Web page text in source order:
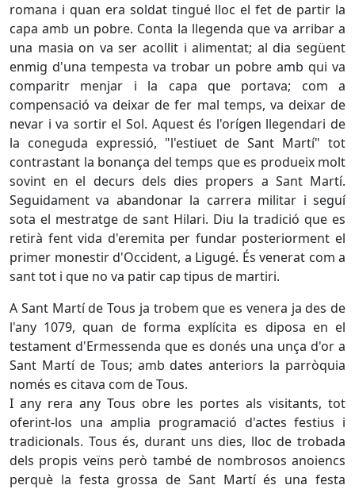
romana i quan era soldat tingué lloc el fet de partir la
capa amb un pobre. Conta la llegenda que va arribar a
una masia on va ser acollit i alimentat; al dia següent
enmig d'una tempesta va trobar un pobre amb qui va
comparitr menjar i la capa que portava; com a
compensació va deixar de fer mal temps, va deixar de
nevar i va sortir el Sol. Aquest és l'orígen llegendari de
la coneguda expressió, "l'estiuet de Sant Martí" tot
contrastant la bonança del temps que es produeix molt
sovint en el decurs dels dies propers a Sant Martí.
Seguidament va abandonar la carrera militar i seguí
sota el mestratge de sant Hilari. Diu la tradició que es
retirà fent vida d'eremita per fundar posteriorment el
primer monestir d'Occident, a Ligugé. És venerat com a
sant tot i que no va patir cap tipus de martiri.
A Sant Martí de Tous ja trobem que es venera ja des de
l'any 1079, quan de forma explícita es diposa en el
testament d'Ermessenda que es donés una unça d'or a
Sant Martí de Tous; amb dates anteriors la parròquia
només es citava com de Tous.
I any rera any Tous obre les portes als visitants, tot
oferint-los una amplia programació d'actes festius i
tradicionals. Tous és, durant uns dies, lloc de trobada
dels propis veïns però també de nombrosos anoiencs
perquè la festa grossa de Sant Martí és una festa